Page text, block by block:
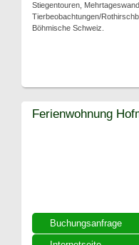
Stiegentouren,
Tierbeobachtungen/
Böhmische Schweiz.
Buchungsanfrage
Ferienwohnung